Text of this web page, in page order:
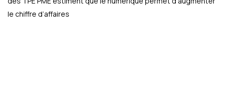
le chiffre d’affaires